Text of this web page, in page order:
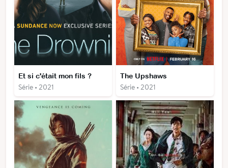
Et si c'était mon fils ?
Série • 2021
The Upshaws
Série • 2021